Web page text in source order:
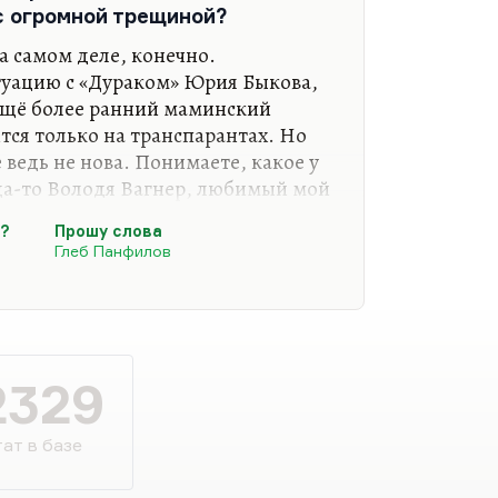
трещиной?
самом деле, конечно.
с «Дураком» Юрия Быкова,
более ранний маминский
только на транспарантах. Но
не нова. Понимаете, какое у
то Володя Вагнер, любимый мой
тебе надо?», сказавши, что
что Шпаликов сделал. Я
просто для того, чтобы было». А
Прошу слова
Глеб Панфилов
в базе